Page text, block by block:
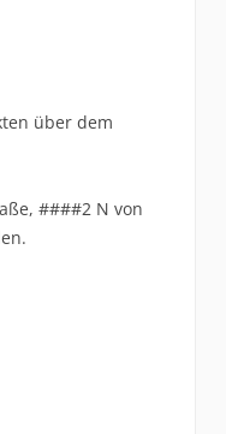
über dem
####2 N von